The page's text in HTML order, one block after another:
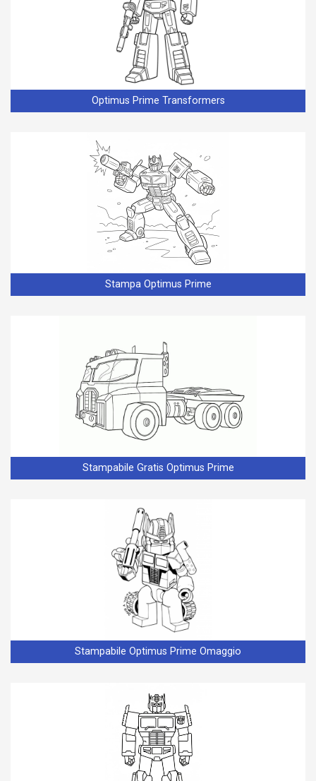
Optimus Prime Transformers
Stampa Optimus Prime
Stampabile Gratis Optimus Prime
Stampabile Optimus Prime Omaggio